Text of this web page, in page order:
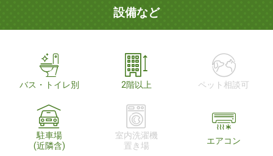
設備など
バス・トイレ別 2階以上 ペット相談可
駐車場
(近隣含)
室内洗濯機
置き場
エアコン